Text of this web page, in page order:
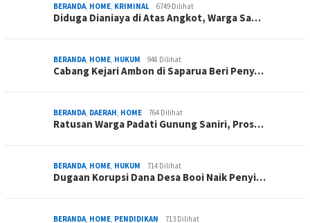
BERANDA, HOME, KRIMINAL 6749 Dilihat
Diduga Dianiaya di Atas Angkot, Warga Sa…
BERANDA, HOME, HUKUM 948 Dilihat
Cabang Kejari Ambon di Saparua Beri Peny…
BERANDA, DAERAH, HOME 764 Dilihat
Ratusan Warga Padati Gunung Saniri, Pros…
BERANDA, HOME, HUKUM 714 Dilihat
Dugaan Korupsi Dana Desa Booi Naik Penyi…
BERANDA, HOME, PENDIDIKAN 713 Dilihat